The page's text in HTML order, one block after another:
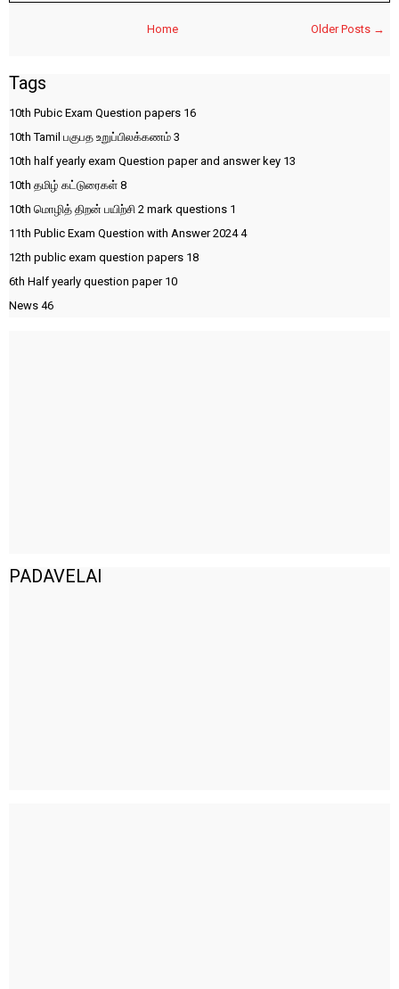
Older Posts →
Home
Tags
10th Pubic Exam Question papers 16
10th Tamil பகுபத உறுப்பிலக்கணம் 3
10th half yearly exam Question paper and answer key 13
10th தமிழ் கட்டுரைகள் 8
10th மொழித் திறன் பயிற்சி 2 mark questions 1
11th Public Exam Question with Answer 20244
12th public exam question papers 18
6th Half yearly question paper 10
News 46
PADAVELAI